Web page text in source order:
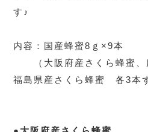
す♪
内容：国産蜂蜜8ｇ×9本
（大阪府産さくら蜂蜜、
福島県産さくら蜂蜜 各3本